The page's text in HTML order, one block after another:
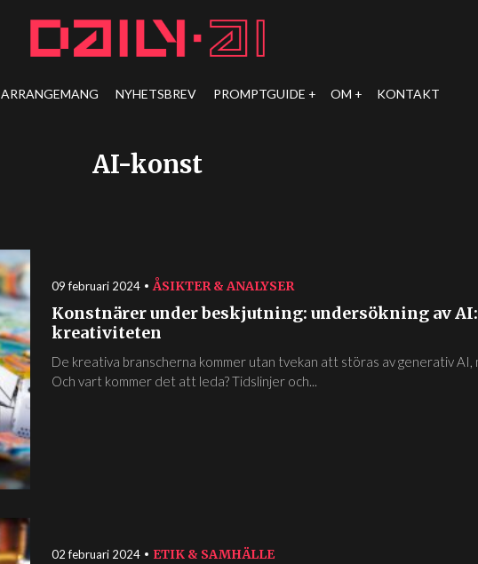
ARRANGEMANG NYHETSBREV PROMPTGUIDE OM KONTAKT
AI-konst
09 februari 2024 ÅSIKTER & ANALYSER
Konstnärer under beskjutning: undersökning av
kreativiteten
De kreativa branscherna kommer utan tvekan att störas av generativ AI,
Och vart kommer det att leda? Tidslinjer och...
02 februari 2024 ETIK & SAMHÄLLE